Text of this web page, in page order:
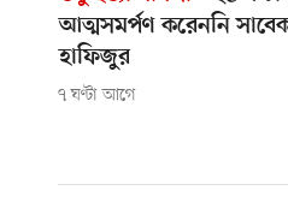
আত্মসমর্পণ করেননি
হাফিজুর
৭ ঘণ্টা আগে